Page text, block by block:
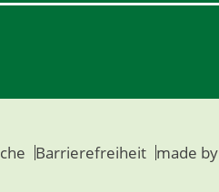
Barrierefreiheit made by